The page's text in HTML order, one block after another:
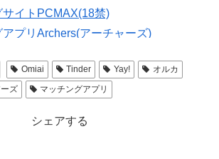
イトPCMAX(18禁)
プリArchers(アーチャーズ)
Omiai Tinder Yay!
オルカ
ズ マッチングアプリ
シェアする